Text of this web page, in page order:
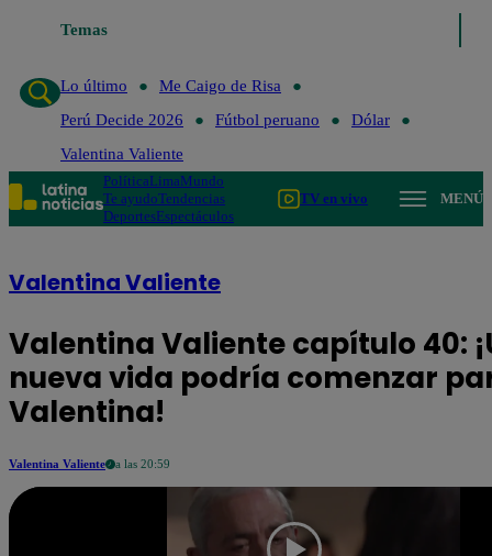
Temas
Lo último
Me Caigo de Risa
Perú Decide 2026
Fútbol peruano
Dólar
Valentina Valiente
PolíticaLimaMundo
Te ayudoTendencias
DeportesEspectáculos
TV en vivo MENÚ
Valentina Valiente
Valentina Valiente capítulo 40:
nueva vida podría comenzar
Valentina!
Valentina Valiente a las 20:59